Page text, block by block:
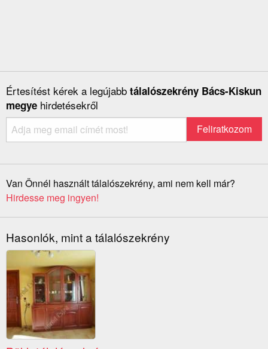
Értesítést kérek a legújabb tálalószekrény Bács-Kiskun
megye hirdetésekről
Van Önnél használt tálalószekrény, ami nem kell már?
Hirdesse meg ingyen!
Hasonlók, mint a tálalószekrény